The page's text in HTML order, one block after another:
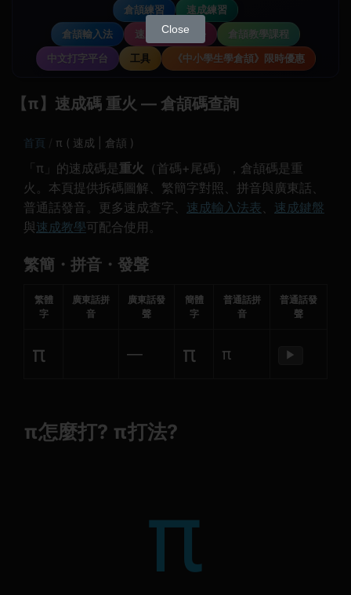
倉頡練習
速成練習
倉頡輸入法
速成輸入法教學
倉頡教學課程
中文打字平台
工具 《中小學生學倉頡》限時優惠
【π】速成碼 重火 — 倉頡碼查詢
首頁 π ( 速成 | 倉頡 )
「π」的速成碼是 重火 （首碼+尾碼），倉頡碼是重
火。本頁提供拆碼圖解、繁簡字對照、拼音與廣東話、
普通話發音。更多速成查字、 速成輸入法表、 速成鍵盤
與速成教學可配合使用。
繁簡・拼音・發聲
繁體
字
廣東話拼
音
廣東話發
聲
簡體
字
普通話拼
音
普通話發
聲
π — π π ▶
π怎麼打? π打法?
π
Close